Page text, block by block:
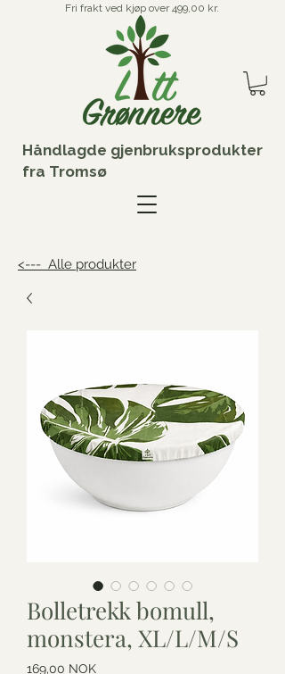
Fri frakt ved kjøp over 499,00 kr.
Håndlagde gjenbruksprodukter
fra Tromsø
<--- Alle produkter
Bolletrekk bomull,
monstera, XL/L/M/S
169,00 NOKPreis